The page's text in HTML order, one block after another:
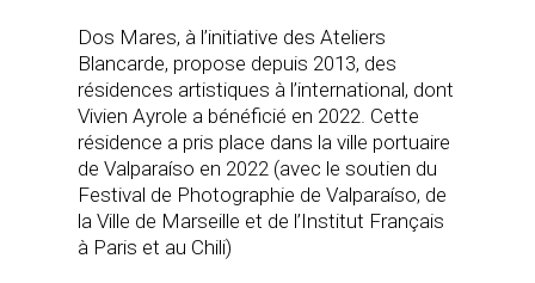
Dos Mares, à l’initiative des Ateliers
Blancarde, propose depuis 2013, des
résidences artistiques à l’international, dont
Vivien Ayrole a bénéficié en 2022. Cette
résidence a pris place dans la ville portuaire
de Valparaíso en 2022 (avec le soutien du
Festival de Photographie de Valparaíso, de
la Ville de Marseille et de l’Institut Français
à Paris et au Chili)